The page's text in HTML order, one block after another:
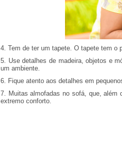
4. Tem de ter um tapete. O tapete tem o
5. Use detalhes de madeira, objetos e
um ambiente.
6. Fique atento aos detalhes em
7. Muitas almofadas no sofá, que, além
extremo conforto.